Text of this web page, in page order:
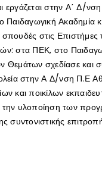
εργάζεται στην Α΄
Ακαδημία
σπουδές στις
στα ΠΕΚ, στο
Θεμάτων σχεδίασε
στην Α Δ/νση Π.Ε
και ποικίλων
την υλοποίηση των
συντονιστικής